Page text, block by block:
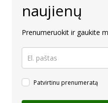
naujienų
Prenumeruokit ir gaukite
Patvirtinu prenumeratą